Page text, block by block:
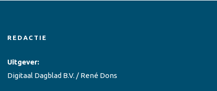
REDACTIE
Uitgever:
Digitaal Dagblad B.V. / René Dons